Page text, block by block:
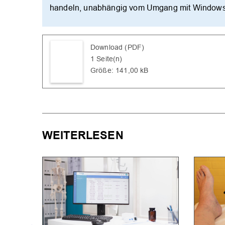
handeln, unabhängig vom Umgang mit
Download (PDF)
1 Seite(n)
Größe: 141,00 kB
WEITERLESEN